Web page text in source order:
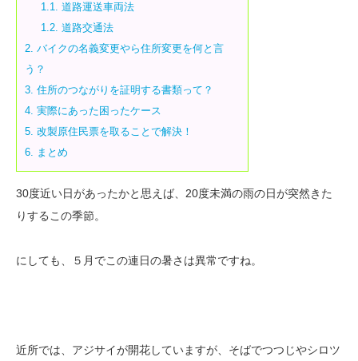
1.1. 道路運送車両法
1.2. 道路交通法
2. バイクの名義変更やら住所変更を何と言
う？
3. 住所のつながりを証明する書類って？
4. 実際にあった困ったケース
5. 改製原住民票を取ることで解決！
6. まとめ
30度近い日があったかと思えば、20度未満の雨の日が突然きた
りするこの季節。
にしても、５月でこの連日の暑さは異常ですね。
近所では、アジサイが開花していますが、そばでつつじやシロツ